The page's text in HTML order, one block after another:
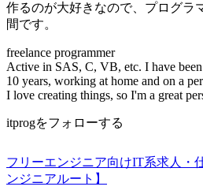
作るのが大好きなので、プログラ
間です。
freelance programmer
Active in SAS, C, VB, etc. I have
10 years, working at home and on a
I love creating things, so I'm a great
itprogをフォローする
フリーエンジニア向けIT系求人・
ンジニアルート】